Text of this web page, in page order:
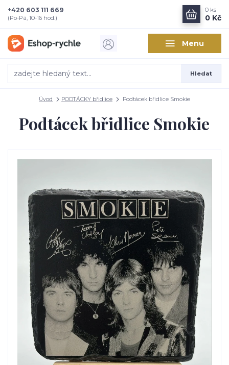
Menu
Hledat
+420 603 111 669
(Po-Pá, 10-16 hod.)
0 ks
0 Kč
Úvod PODTÁCKY břidlice Podtácek břidlice Smokie
Podtácek břidlice Smokie